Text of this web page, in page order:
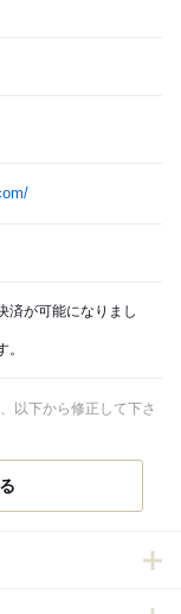
済が可能になりまし
以下から修正して下さ